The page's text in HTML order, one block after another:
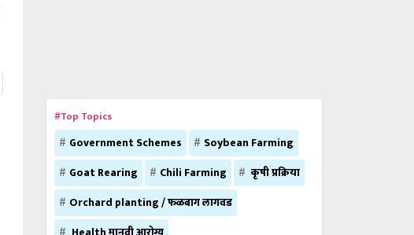
#Top Topics
Government Schemes
Soybean Farming
Goat Rearing
Chili Farming
कृषी प्रक्रिया
Orchard planting / फळबाग लागवड